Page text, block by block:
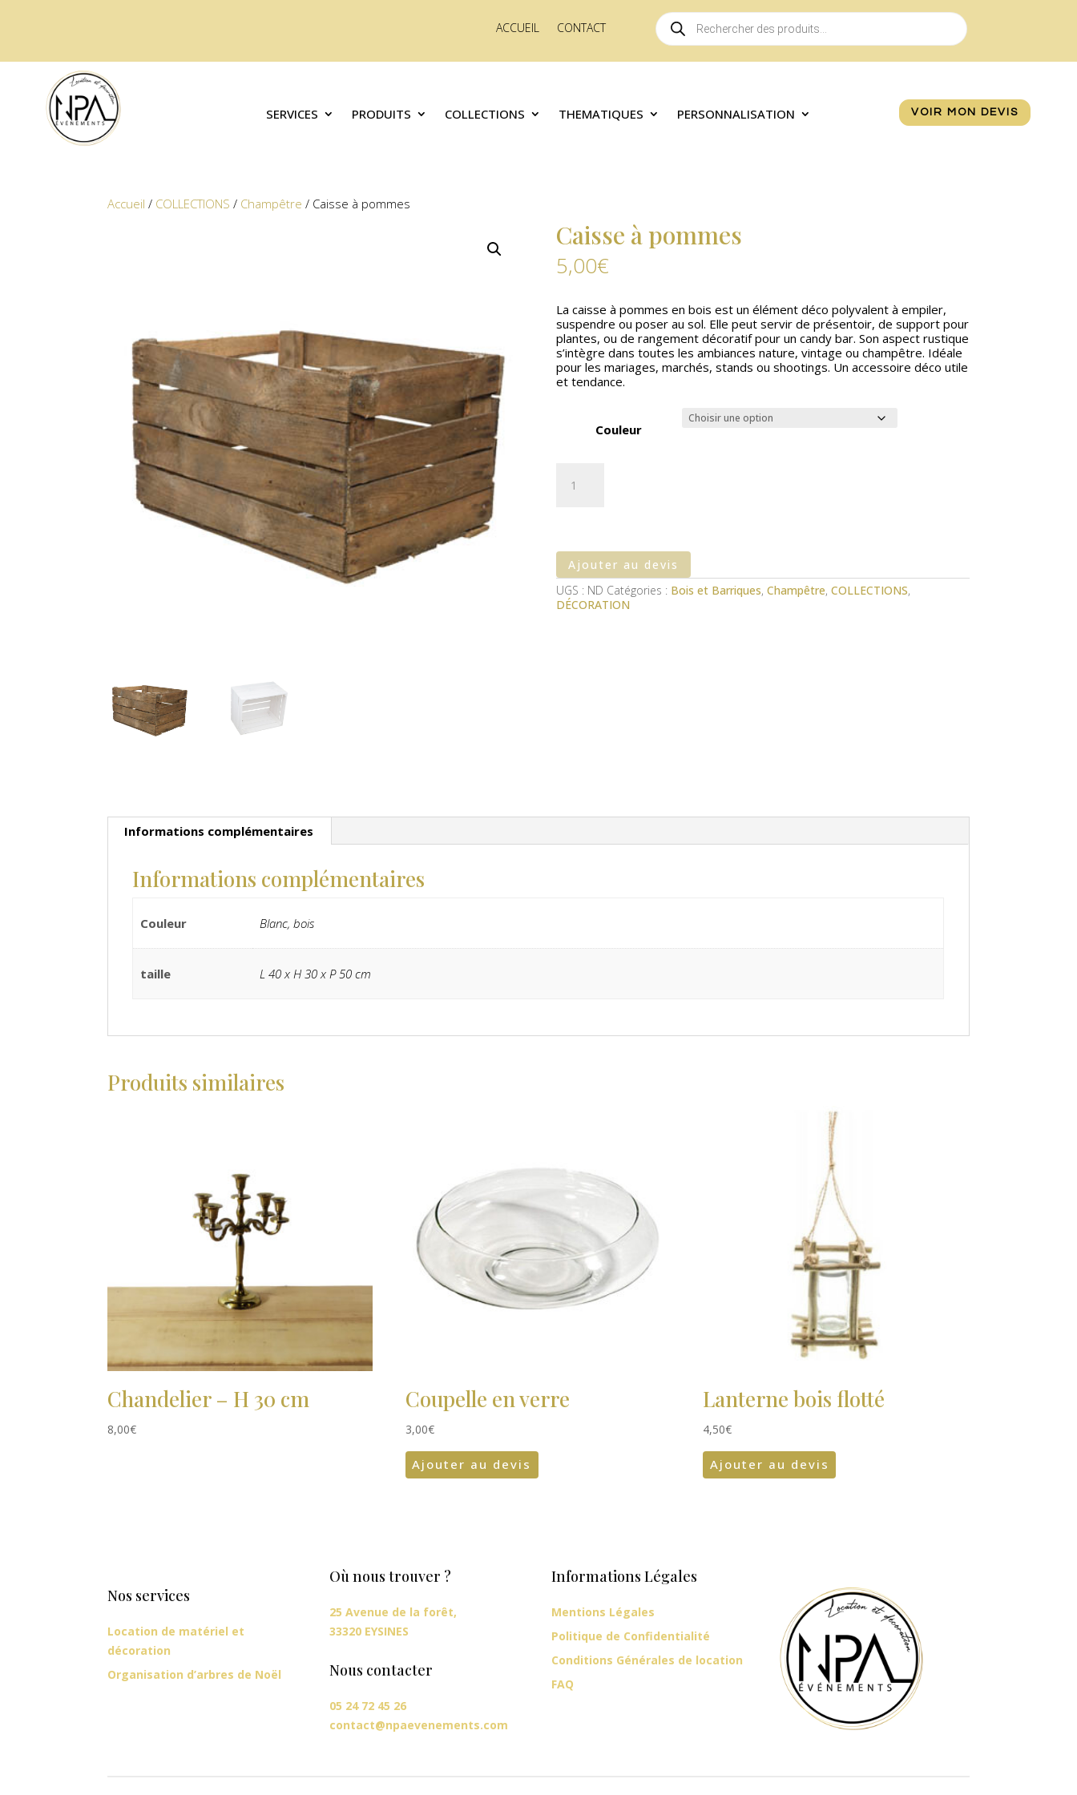
ACCUEIL CONTACT
Recherche
de
produits
SERVICES PRODUITS COLLECTIONS THEMATIQUES PERSONNALISATION VOIR MON DEVIS
Accueil / COLLECTIONS / Champêtre / Caisse à pommes
Caisse à pommes
5,00€
La caisse à pommes en bois est un élément déco polyvalent à empiler,
suspendre ou poser au sol. Elle peut servir de présentoir, de support pour
plantes, ou de rangement décoratif pour un candy bar. Son aspect rustique
s’intègre dans toutes les ambiances nature, vintage ou champêtre. Idéale
pour les mariages, marchés, stands ou shootings. Un accessoire déco utile
et tendance.
Couleur
Ajouter au devis
UGS : ND Catégories : Bois et Barriques, Champêtre, COLLECTIONS,
DÉCORATION
Informations complémentaires
Informations complémentaires
Couleur Blanc, bois
taille L 40 x H 30 x P 50 cm
Produits similaires
Chandelier – H 30 cm
8,00€
Coupelle en verre
3,00€
Ajouter au devis
Lanterne bois flotté
4,50€
Ajouter au devis
Nos services
Location de matériel et
décoration
Organisation d’arbres de Noël
Où nous trouver ?
25 Avenue de la forêt,
33320 EYSINES
Nous contacter
05 24 72 45 26
contact@npaevenements.com
Informations Légales
Mentions Légales
Politique de Confidentialité
Conditions Générales de location
FAQ